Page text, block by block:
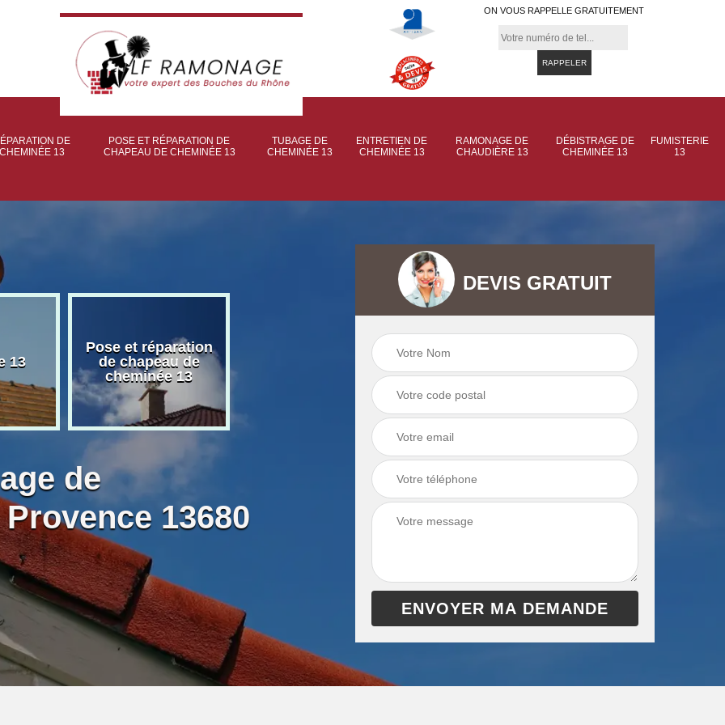
ON VOUS RAPPELLE GRATUITEMENT
DE
CHEMINÉE 13
POSE ET RÉPARATION DE
CHAPEAU DE CHEMINÉE 13
TUBAGE DE
CHEMINÉE 13
ENTRETIEN DE
CHEMINÉE 13
RAMONAGE DE
CHAUDIÈRE 13
DÉBISTRAGE DE
CHEMINÉE 13
FUMISTERIE
13
13
Pose et réparation
de chapeau de
cheminée 13
Poseur et pose de
Ramonage de
chaudière 13
Ramonage de
cheminée 13
de
13680
DEVIS GRATUIT